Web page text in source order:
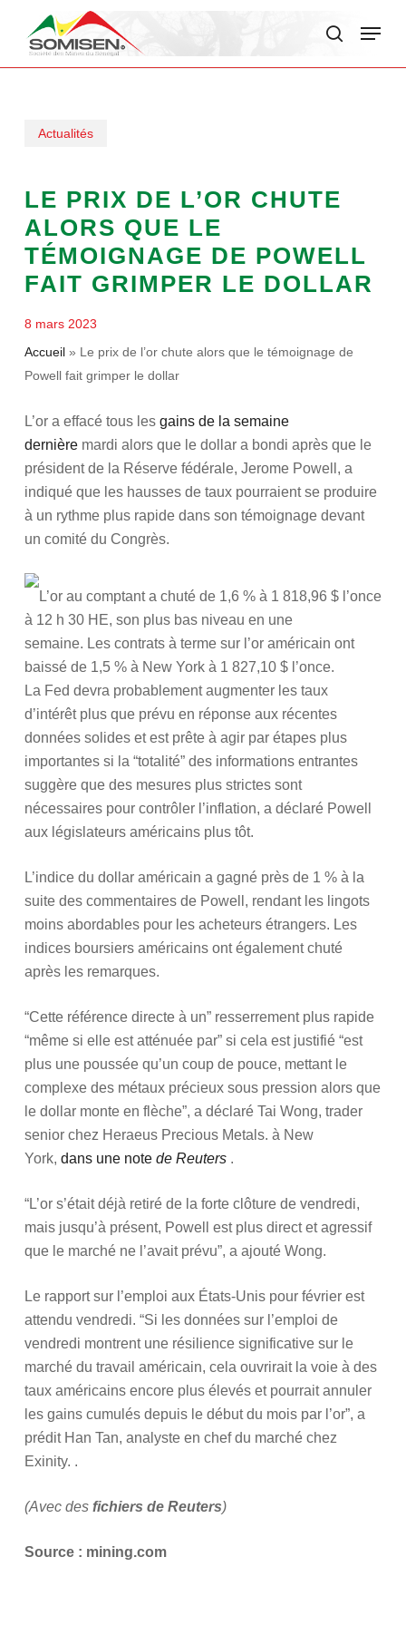
Menu
Actualités
LE PRIX DE L’OR CHUTE
ALORS QUE LE
TÉMOIGNAGE DE POWELL
FAIT GRIMPER LE DOLLAR
8 mars 2023
Accueil» Le prix de l’or chute alors que le témoignage de
Powell fait grimper le dollar
L’or a effacé tous les gains de la semaine
dernièremardi alors que le dollar a bondi après que le
président de la Réserve fédérale, Jerome Powell, a
indiqué que les hausses de taux pourraient se produire
à un rythme plus rapide dans son témoignage devant
un comité du Congrès.
L’or au comptant a chuté de 1,6 % à 1 818,96 $ l’once
à 12 h 30 HE, son plus bas niveau en une
semaine. Les contrats à terme sur l’or américain ont
baissé de 1,5 % à New York à 1 827,10 $ l’once.
La Fed devra probablement augmenter les taux
d’intérêt plus que prévu en réponse aux récentes
données solides et est prête à agir par étapes plus
importantes si la “totalité” des informations entrantes
suggère que des mesures plus strictes sont
nécessaires pour contrôler l’inflation, a déclaré Powell
aux législateurs américains plus tôt.
L’indice du dollar américain a gagné près de 1 % à la
suite des commentaires de Powell, rendant les lingots
moins abordables pour les acheteurs étrangers. Les
indices boursiers américains ont également chuté
après les remarques.
“Cette référence directe à un” resserrement plus rapide
“même si elle est atténuée par” si cela est justifié “est
plus une poussée qu’un coup de pouce, mettant le
complexe des métaux précieux sous pression alors que
le dollar monte en flèche”, a déclaré Tai Wong, trader
senior chez Heraeus Precious Metals. à New
York, dans une note de Reuters.
“L’or s’était déjà retiré de la forte clôture de vendredi,
mais jusqu’à présent, Powell est plus direct et agressif
que le marché ne l’avait prévu”, a ajouté Wong.
Le rapport sur l’emploi aux États-Unis pour février est
attendu vendredi. “Si les données sur l’emploi de
vendredi montrent une résilience significative sur le
marché du travail américain, cela ouvrirait la voie à des
taux américains encore plus élevés et pourrait annuler
les gains cumulés depuis le début du mois par l’or”, a
prédit Han Tan, analyste en chef du marché chez
Exinity. .
(Avec desfichiers de Reuters)
Source : mining.com